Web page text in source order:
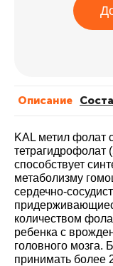
Описание
KAL метил фолат
тетрагидрофолат
способствует
метаболизму
сердечно-
количеством
ребенка с
головного
принимать более